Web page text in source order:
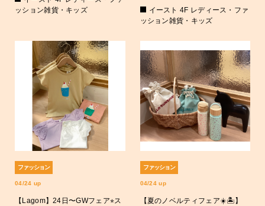
ッション雑貨・キッズ
イースト 4F レディース・ファ
ッション雑貨・キッズ
ファッション
04/24 up
【Lagom】24日〜GWフェア⭐︎ス
ファッション
04/24 up
【夏のノベルティフェア☀️🏝️】